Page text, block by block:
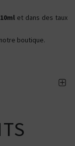
et dans des taux
boutique.